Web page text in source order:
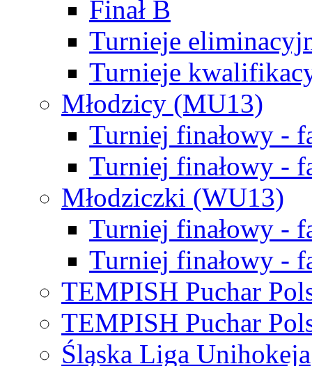
Finał B
Turnieje
Turnieje
Młodzicy (MU13)
Turniej finałowy -
Turniej finałowy -
Młodziczki (WU13)
Turniej finałowy -
Turniej finałowy -
TEMPISH Puchar
TEMPISH Puchar
Śląska Liga Unihokeja